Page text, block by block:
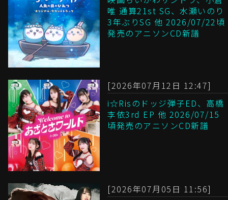
唯 通算21st SG、水瀬いのり
3年ぶりSG 他 2026/07/22頃
発売のアニソンCD新譜
[2026年07月12日 12:47]
i☆Risのドッジ弾子ED、高橋
李依3rd EP 他 2026/07/15
頃発売のアニソンCD新譜
[2026年07月05日 11:56]